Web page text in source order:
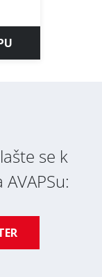
se k